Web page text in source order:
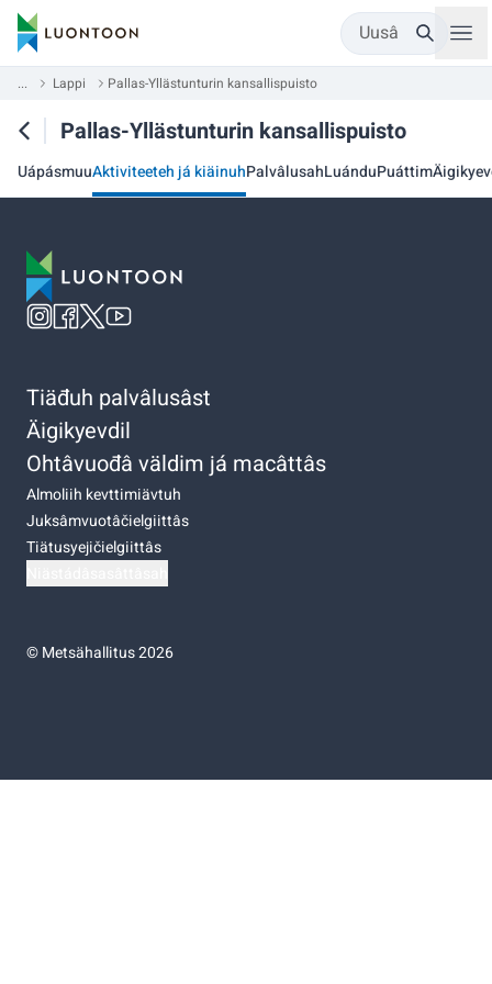
Uusâ
... Lappi Pallas-Yllästunturin kansallispuisto
Pallas-Yllästunturin kansallispuisto
UápásmuuAktiviteeteh já kiäinuhPalvâlusahLuánduPuáttim
Tiäđuh palvâlusâst
Äigikyevdil
Ohtâvuođâ väldim já macâttâs
Almoliih kevttimiävtuh
Juksâmvuotâčielgiittâs
Tiätusyejičielgiittâs
©Metsähallitus 2026